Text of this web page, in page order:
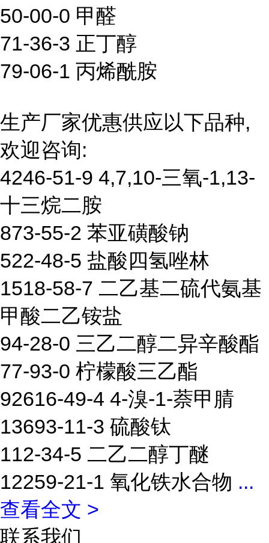
50-00-0 甲醛
71-36-3 正丁醇
79-06-1 丙烯酰胺
生产厂家优惠供应以下品种,
欢迎咨询:
4246-51-9 4,7,10-三氧-1,13-
十三烷二胺
873-55-2 苯亚磺酸钠
522-48-5 盐酸四氢唑林
1518-58-7 二乙基二硫代氨基
甲酸二乙铵盐
94-28-0 三乙二醇二异辛酸酯
77-93-0 柠檬酸三乙酯
92616-49-4 4-溴-1-萘甲腈
13693-11-3 硫酸钛
112-34-5 二乙二醇丁醚
12259-21-1 氧化铁水合物 ...
查看全文 >
联系我们